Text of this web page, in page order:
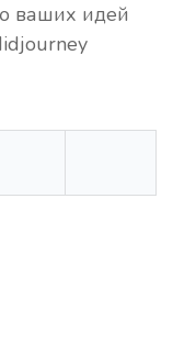
ваших идей